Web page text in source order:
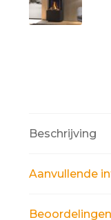
Beschrijving
Aanvullende